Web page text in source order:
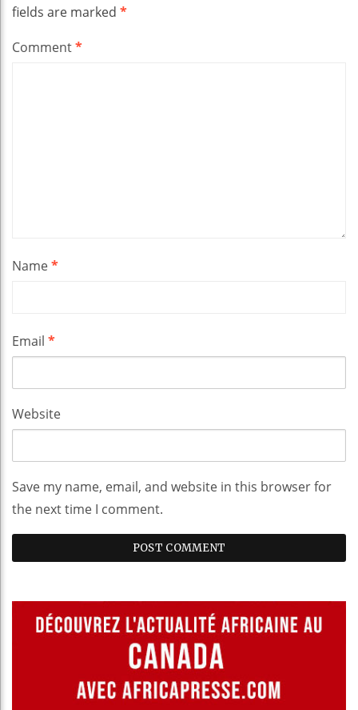
fields are marked *
Comment*
Name*
Email *
Website
Save my name, email, and website in this browser for
the next time I comment.